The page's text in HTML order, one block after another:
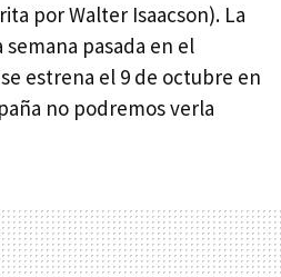
por Walter Isaacson). La
pasada en el
estrena el 9 de octubre en
no podremos verla